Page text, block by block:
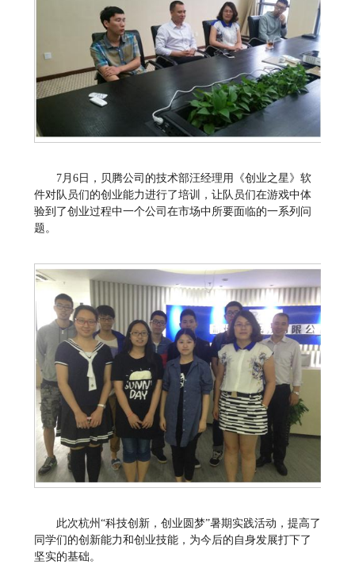
7月6日，贝腾公司的技术部汪经理用《创业之星》软
件对队员们的创业能力进行了培训，让队员们在游戏中体
验到了创业过程中一个公司在市场中所要面临的一系列问
题。
此次杭州“科技创新，创业圆梦”暑期实践活动，提高了
同学们的创新能力和创业技能，为今后的自身发展打下了
坚实的基础。